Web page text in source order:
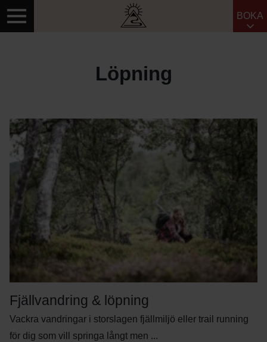
BOKA
Sök efter:
Löpning
Fjällvandring & löpning
Vackra vandringar i storslagen fjällmiljö eller trail running
för dig som vill springa långt men ...